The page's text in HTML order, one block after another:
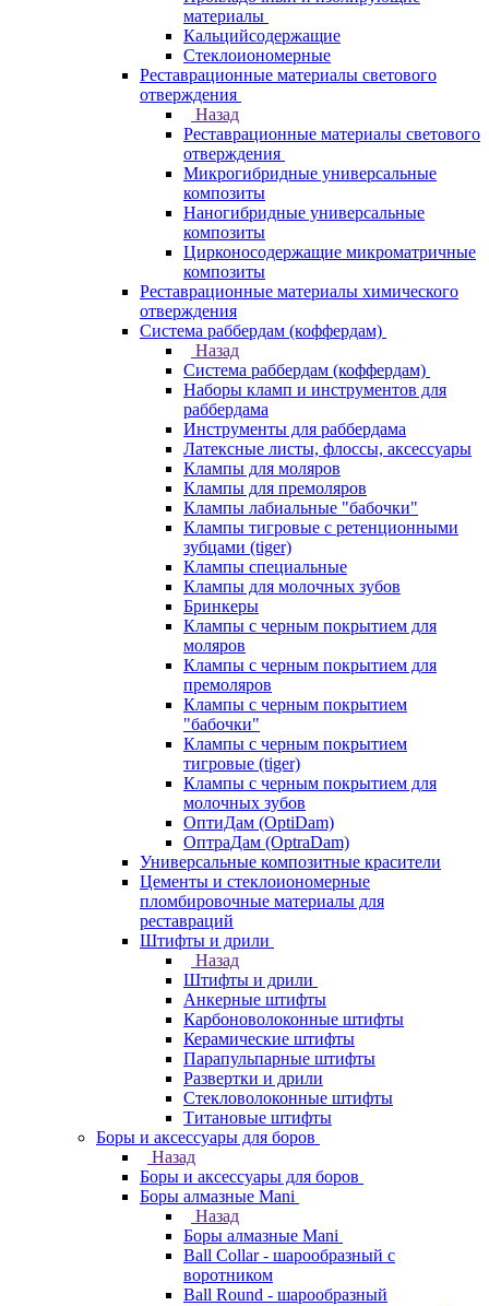
материалы
Кальцийсодержащие
Стеклоиономерные
Реставрационные материалы светового
отверждения
Назад
Реставрационные материалы светового
отверждения
Микрогибридные универсальные
композиты
Наногибридные универсальные
композиты
Цирконосодержащие микроматричные
композиты
Реставрационные материалы химического
отверждения
Система раббердам (коффердам)
Назад
Система раббердам (коффердам)
Наборы кламп и инструментов для
раббердама
Инструменты для раббердама
Латексные листы, флоссы, аксессуары
Клампы для моляров
Клампы для премоляров
Клампы лабиальные "бабочки"
Клампы тигровые с ретенционными
зубцами (tiger)
Клампы специальные
Клампы для молочных зубов
Бринкеры
Клампы с черным покрытием для
моляров
Клампы с черным покрытием для
премоляров
Клампы с черным покрытием
"бабочки"
Клампы с черным покрытием
тигровые (tiger)
Клампы с черным покрытием для
молочных зубов
ОптиДам (OptiDam)
ОптраДам (OptraDam)
Универсальные композитные красители
Цементы и стеклоиономерные
пломбировочные материалы для
реставраций
Штифты и дрили
Назад
Штифты и дрили
Анкерные штифты
Карбоноволоконные штифты
Керамические штифты
Парапульпарные штифты
Развертки и дрили
Стекловолоконные штифты
Титановые штифты
Боры и аксессуары для боров
Назад
Боры и аксессуары для боров
Боры алмазные Mani
Назад
Боры алмазные Mani
Ball Collar - шарообразный c
воротником
Ball Round - шарообразный